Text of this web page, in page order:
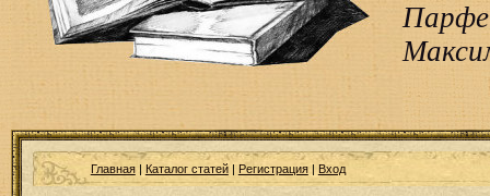
Главная| Каталог статей| Регистрация| Вход